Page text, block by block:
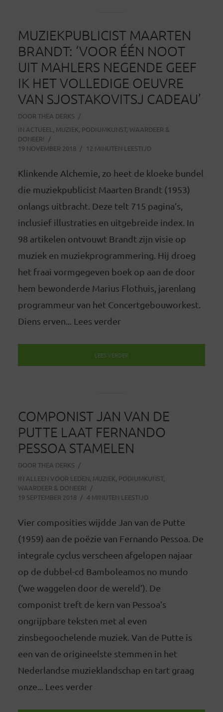
MUZIEKPUBLICIST MAARTEN
BRANDT: ‘VOOR ÉÉN NOOT
UIT MAHLERS NEGENDE GEEF
IK HET VOLLEDIGE OEUVRE
VAN SJOSTAKOVITSJ CADEAU’
DOOR THEA DERKS
IN ACTUEEL , MUZIEK, PODIUMKUNST, WAARDEER &
DONEER!
19 NOVEMBER 2018
12 MINUTEN LEESTIJD
Klinkende Alchemie, zo heet de kloeke bundel
die muziekpublicist Maarten Brandt (1953)
onlangs uitbracht. Deze telt 715 pagina’s,
inclusief illustraties en uitgebreide index. In
98 artikelen ontvouwt Brandt zijn visie op
muziek en muziekprogrammering. Hij droeg
het fraai vormgegeven boek op aan de door
hem bewonderde Marius Flothuis, jarenlang
programmeur van het Concertgebouworkest.
Diens erven... Lees verder
LEES VERDER
COMPONIST JAN VAN DE
PUTTE LAAT FERNANDO
PESSOA STAMELEN
DOOR THEA DERKS
IN ALLEEN VOOR LEDEN, MUZIEK, PODIUMKUNST,
WAARDEER & DONEER!
19 SEPTEMBER 2018
4 MINUTEN LEESTIJD
Vier composities wijdde Jan van de Putte
(1959) aan de poëzie van Fernando Pessoa. De
integrale cyclus verscheen afgelopen najaar
op de dubbel-cd Bamboleamos no mundo
(‘we waggelen door de wereld’). De
componist treft de kern van Pessoa’s
ongrijpbare teksten met al even
zinsbegoochelende muziek. Van de Putte is
een van de origineelste stemmen in het
Nederlandse muzieklandschap en tart graag
onze... Lees verder